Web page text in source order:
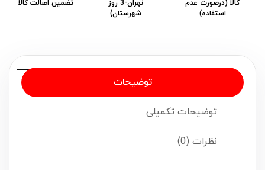
کالا (درصورت عدم
استفاده)
تهران-3 روز
شهرستان)
تضمین اصالت کالا
توضیحات
توضیحات تکمیلی
نظرات (0)